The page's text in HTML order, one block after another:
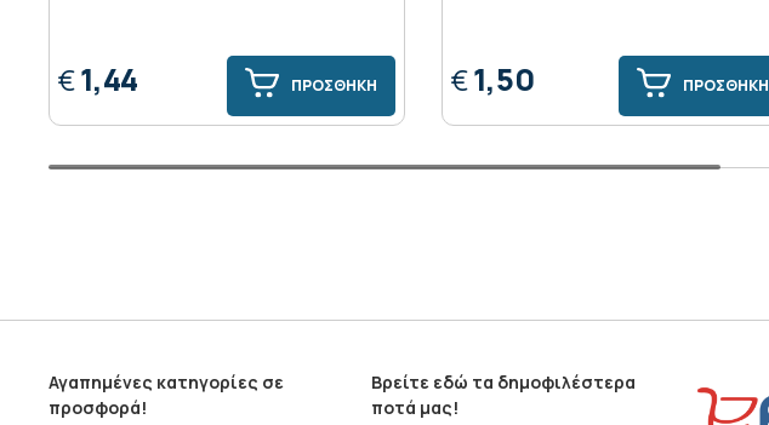
€1,44 ΠΡΟΣΘΗΚΗ €1,50 ΠΡΟΣΘΗΚΗ
Αγαπημένες κατηγορίες σε
προσφορά!
Βρείτε εδώ τα δημοφιλέστερα
ποτά μας!